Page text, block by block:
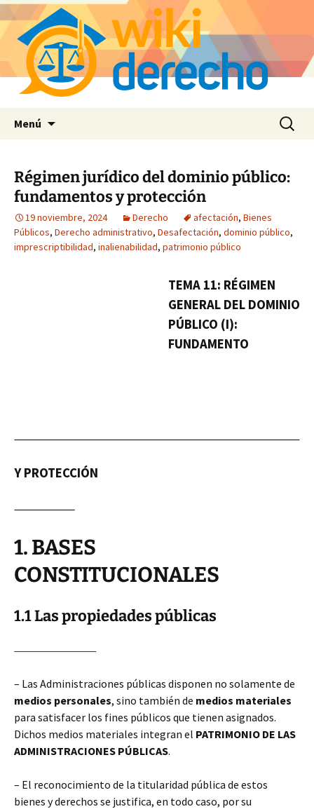
Menú Buscar:
Régimen jurídico del dominio público:
fundamentos y protección
19 noviembre, 2024 Derecho afectación, Bienes
Públicos, Derecho administrativo, Desafectación, dominio público,
imprescriptibilidad, inalienabilidad, patrimonio público
TEMA 11: RÉGIMEN
GENERAL DEL DOMINIO
PÚBLICO (I):
FUNDAMENTO
Y PROTECCIÓN
1. BASES
CONSTITUCIONALES
1.1 Las propiedades públicas
– Las Administraciones públicas disponen no solamente de
medios personales, sino también de medios materiales
para satisfacer los fines públicos que tienen asignados.
Dichos medios materiales integran el PATRIMONIO DE LAS
ADMINISTRACIONES PÚBLICAS.
– El reconocimiento de la titularidad pública de estos
bienes y derechos se justifica, en todo caso, por su